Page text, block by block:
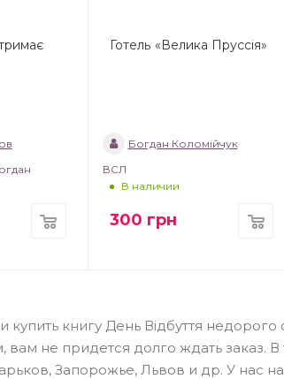
Готель «Велика Пруссія»
Богдан Коломійчук
ВСЛ
В наличии
300 грн
книгу День Відбуття
не придется долго ждать заказ. В
Запорожье, Львов и др. У нас